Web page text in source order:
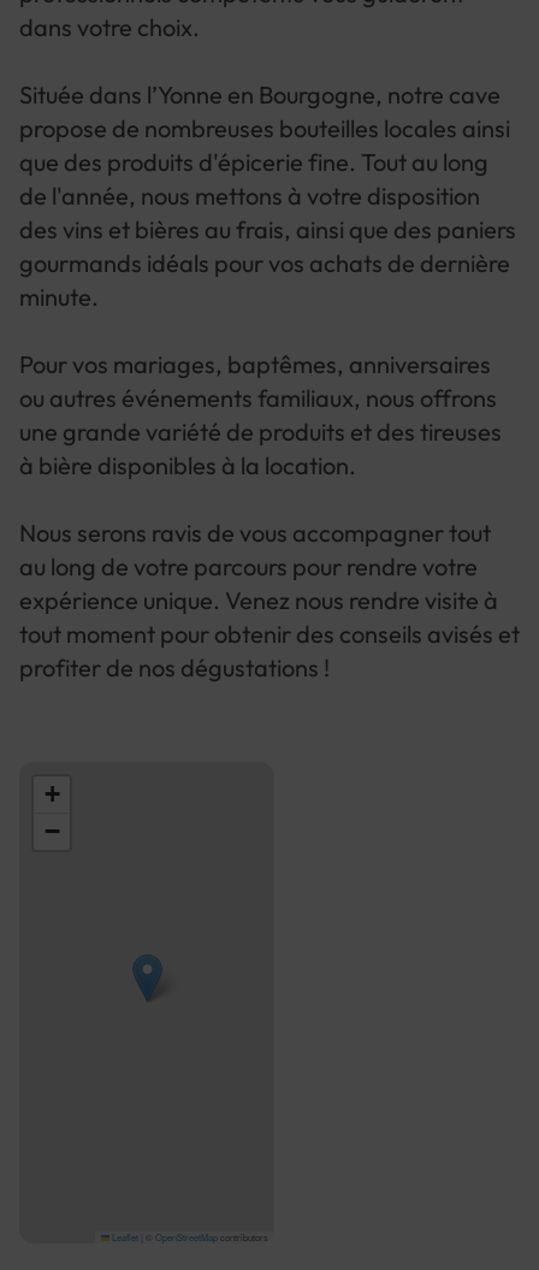
dans votre choix.
Située dans l’Yonne en Bourgogne, notre cave
propose de nombreuses bouteilles locales ainsi
que des produits d'épicerie fine. Tout au long
de l'année, nous mettons à votre disposition
des vins et bières au frais, ainsi que des paniers
gourmands idéals pour vos achats de dernière
minute.
Pour vos mariages, baptêmes, anniversaires
ou autres événements familiaux, nous offrons
une grande variété de produits et des tireuses
à bière disponibles à la location.
Nous serons ravis de vous accompagner tout
au long de votre parcours pour rendre votre
expérience unique. Venez nous rendre visite à
tout moment pour obtenir des conseils avisés et
profiter de nos dégustations !
+
−
Leaflet ©OpenStreetMapcontributors